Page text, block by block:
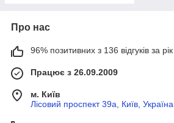
Про нас
96% позитивних з 136 відгуків за рік
Працює з 26.09.2009
м. Київ
Лісовий проспект 39а, Київ, Україна